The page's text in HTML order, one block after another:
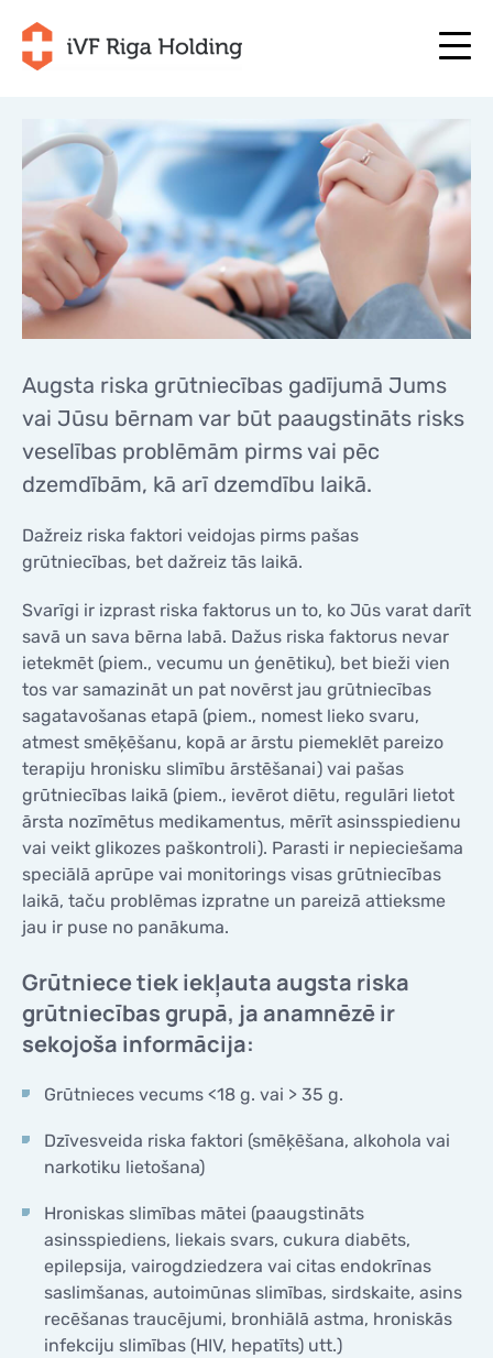
+371 67 111 117
+371 25 641 022
PAR MUMS
ĀRSTĒŠANA
JŪSU PROGRAMMA
SĀC TAGAD
NODERĪGI
LV
EN
RU
SE
NO
+371 67 111 117
+371 25 641 022
PAR MUMS
ĀRSTĒŠANA
SĀC TAGAD
NODERĪGI
CENAS
KONTAKTI
Augsta riska grūtniecības gadījumā Jums
vai Jūsu bērnam var būt paaugstināts risks
veselības problēmām pirms vai pēc
dzemdībām, kā arī dzemdību laikā.
Dažreiz riska faktori veidojas pirms pašas
grūtniecības, bet dažreiz tās laikā.
Svarīgi ir izprast riska faktorus un to, ko Jūs varat darīt
savā un sava bērna labā. Dažus riska faktorus nevar
ietekmēt (piem., vecumu un ģenētiku), bet bieži vien
tos var samazināt un pat novērst jau grūtniecības
sagatavošanas etapā (piem., nomest lieko svaru,
atmest smēķēšanu, kopā ar ārstu piemeklēt pareizo
terapiju hronisku slimību ārstēšanai) vai pašas
grūtniecības laikā (piem., ievērot diētu, regulāri lietot
ārsta nozīmētus medikamentus, mērīt asinsspiedienu
vai veikt glikozes paškontroli). Parasti ir nepieciešama
speciālā aprūpe vai monitorings visas grūtniecības
laikā, taču problēmas izpratne un pareizā attieksme
jau ir puse no panākuma.
Grūtniece tiek iekļauta augsta riska
grūtniecības grupā, ja anamnēzē ir
sekojoša informācija:
Grūtnieces vecums <18 g. vai > 35 g.
Dzīvesveida riska faktori (smēķēšana, alkohola vai
narkotiku lietošana)
Hroniskas slimības mātei (paaugstināts
asinsspiediens, liekais svars, cukura diabēts,
epilepsija, vairogdziedzera vai citas endokrīnas
saslimšanas, autoimūnas slimības, sirdskaite, asins
recēšanas traucējumi, bronhiālā astma, hroniskās
infekciju slimības (HIV, hepatīts) utt.)